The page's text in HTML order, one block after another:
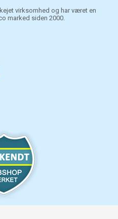
virksomhed og har været en
marked siden 2000.